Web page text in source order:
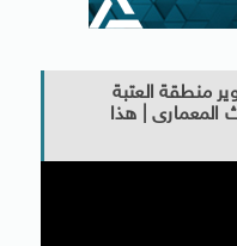
منطقة العتبة
المعمارى | هذا